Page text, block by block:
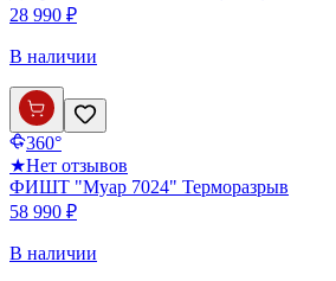
28 990 ₽
В наличии
360°
★Нет отзывов
ФИШТ "Муар 7024" Терморазрыв
58 990 ₽
В наличии